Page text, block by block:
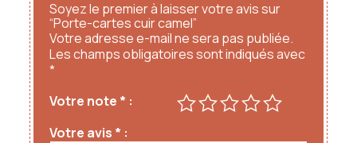
Soyez le premier à laisser votre avis sur
“Porte-cartes cuir camel”
Votre adresse e-mail ne sera pas publiée.
Les champs obligatoires sont indiqués avec
*
Votre note *
Votre avis *